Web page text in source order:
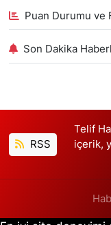
Puan Durumu ve
Son Dakika
RSS
Telif
içerik,